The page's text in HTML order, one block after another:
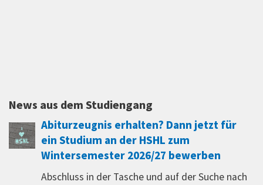
News aus dem Studiengang
Abiturzeugnis erhalten? Dann jetzt für
ein Studium an der HSHL zum
Wintersemester 2026/27 bewerben
Abschluss in der Tasche und auf der Suche nach